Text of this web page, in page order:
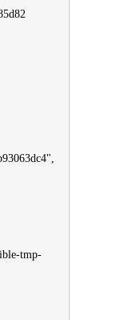
tmp-